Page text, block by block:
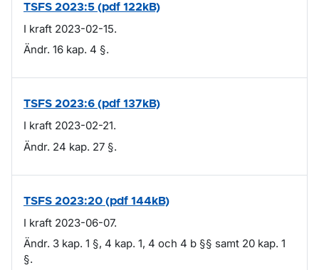
TSFS 2023:5 (pdf 122kB)
I kraft 2023-02-15.
Ändr. 16 kap. 4 §.
TSFS 2023:6 (pdf 137kB)
I kraft 2023-02-21.
Ändr. 24 kap. 27 §.
TSFS 2023:20 (pdf 144kB)
I kraft 2023-06-07.
Ändr. 3 kap. 1 §, 4 kap. 1, 4 och 4 b §§ samt 20 kap. 1
§.